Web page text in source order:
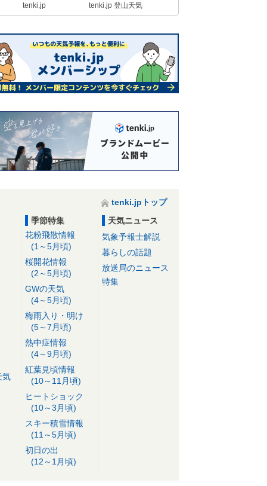
tenki.jp tenki.jp 登山天気
tenki.jpトップ
気
季節特集
花粉飛散情報
(1～5月頃)
桜開花情報
(2～5月頃)
GWの天気
(4～5月頃)
梅雨入り・明け
(5～7月頃)
熱中症情報
(4～9月頃)
紅葉見頃情報
(10～11月頃)
ヒートショック
(10～3月頃)
スキー積雪情報
(11～5月頃)
初日の出
(12～1月頃)
天気ニュース
気象予報士解説
暮らしの話題
放送局のニュース
特集